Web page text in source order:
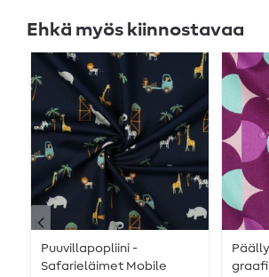
Ehkä myös kiinnostavaa
Puuvillapopliini -
Safarieläimet Mobile